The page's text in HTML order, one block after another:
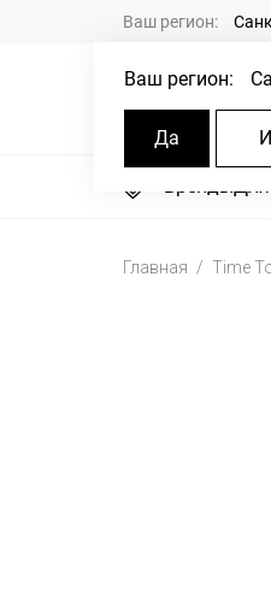
Ваш регион:
Ваш регион:
Да
БрендыДля
Главная Time